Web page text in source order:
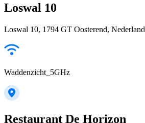
Loswal 10
Loswal 10, 1794 GT Oosterend, Nederland
Waddenzicht_5GHz
Restaurant De Horizon